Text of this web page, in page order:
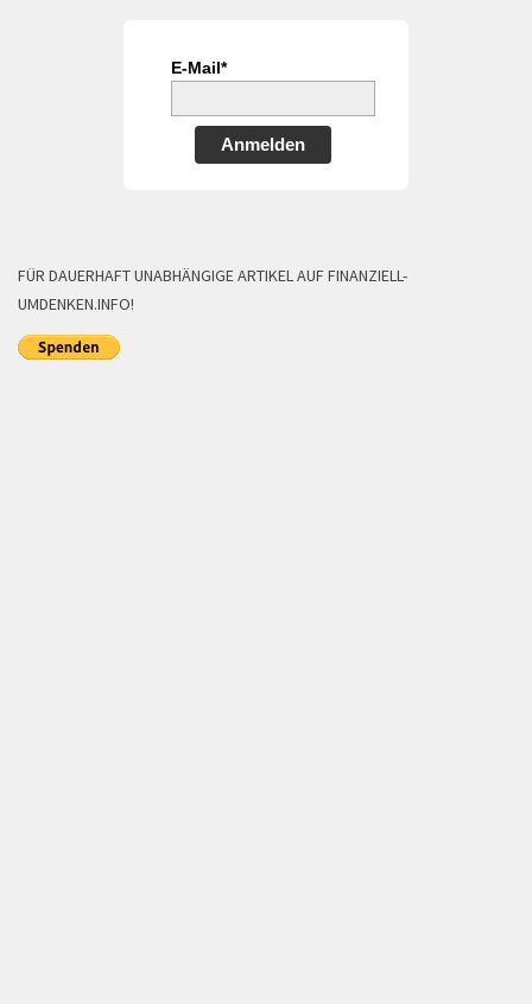
E-Mail*
Anmelden
FÜR DAUERHAFT UNABHÄNGIGE ARTIKEL AUF FINANZIELL-
UMDENKEN.INFO!